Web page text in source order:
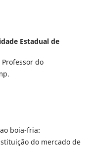
Estadual de
do
boia-fria:
do mercado de